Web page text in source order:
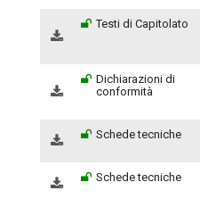
Testi di Capitolato
Dichiarazioni di
conformità
Schede tecniche
Schede tecniche